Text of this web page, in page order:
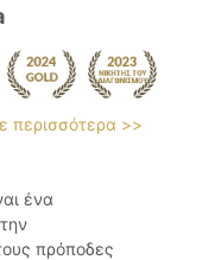
περισσότερα >>
ένα
πρόποδες